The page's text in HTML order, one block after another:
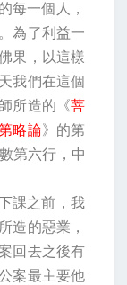
每一個人，
為了利益一
果，以這樣
我們在這個
所造的《菩
略論》的第
第六行，中
課之前，我
造的惡業，
回去之後有
案最主要他